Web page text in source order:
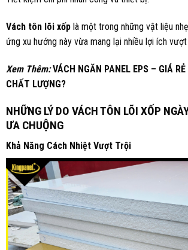
Vách tôn lõi xốp là một trong những vật liệu
ứng xu hướng này vừa mang lại nhiều lợi ích
Xem Thêm: VÁCH NGĂN PANEL EPS – GIÁ
CHẤT LƯỢNG?
NHỮNG LÝ DO VÁCH TÔN LÕI XỐP
ƯA CHUỘNG
Khả Năng Cách N hiệt Vượt Trội